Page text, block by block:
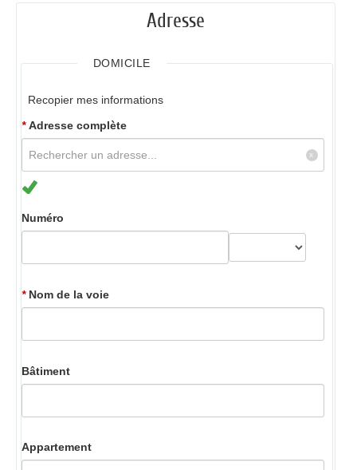
Adresse
DOMICILE
Recopier mes informations
*Adresse complète
Numéro
*Nom de la voie
Bâtiment
Appartement